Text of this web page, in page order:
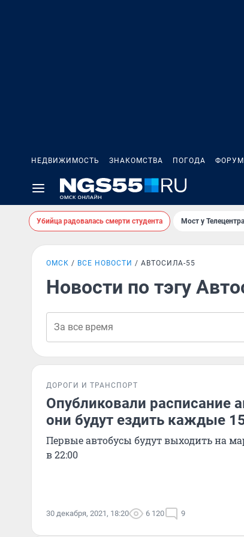
НЕДВИЖИМОСТЬ ЗНАКОМСТВА ПОГОДА
Убийца радовалась смерти студента Мост у
ОМСК ВСЕ НОВОСТИ АВТОСИЛА-55
Новости по тэгу
ДОРОГИ И ТРАНСПОРТ
Опубликовали расписание
они будут ездить каждые
Первые автобусы будут выходить на
в 22:00
30 декабря, 2021, 18:20 6 120 9